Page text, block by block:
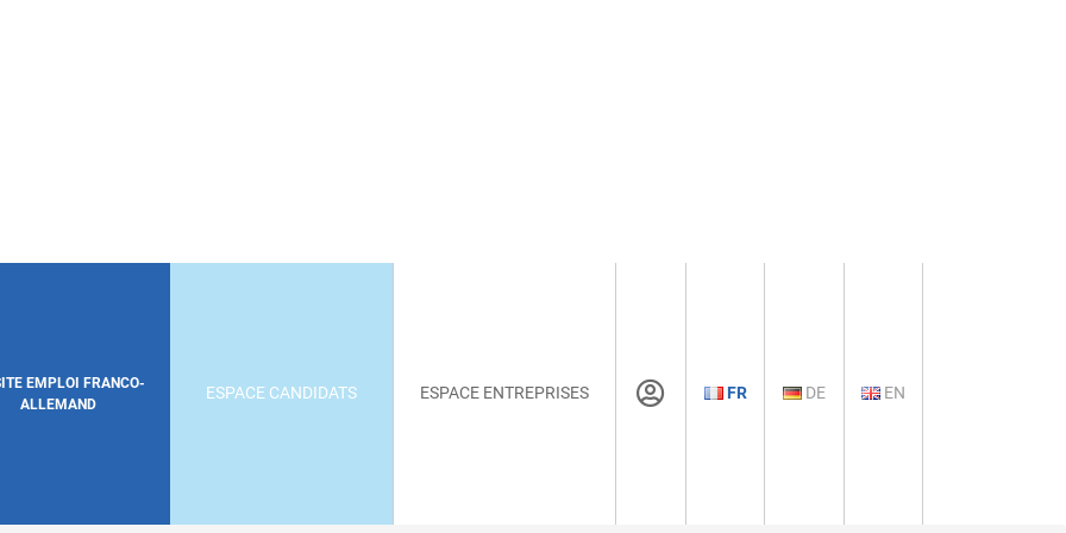
EMPLOI FRANCO-
ALLEMAND
ESPACE CANDIDATS ESPACE ENTREPRISES FR DE EN